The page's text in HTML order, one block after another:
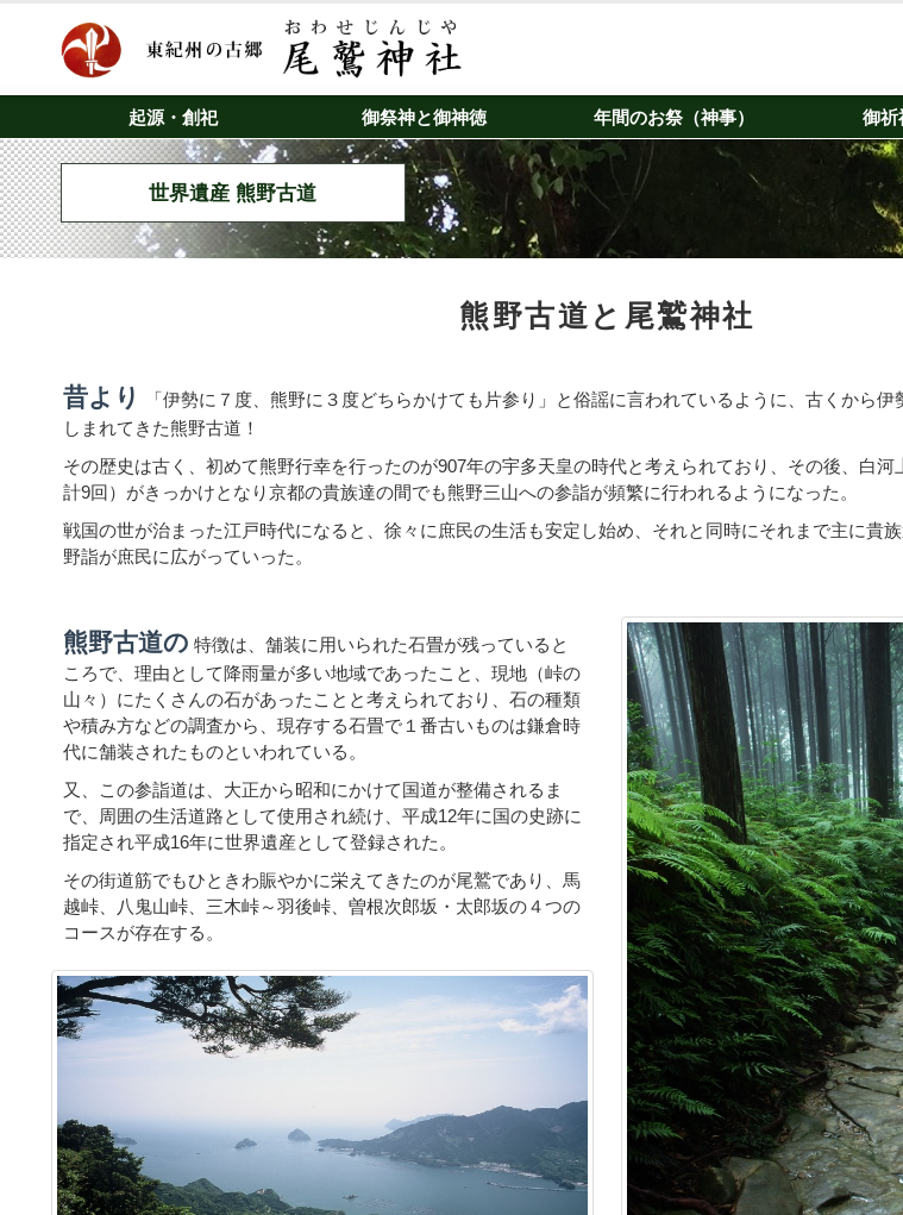
起源・創祀 御祭神と御神徳 年間のお祭（神事） 御祈
世界遺産 熊野古道
熊野古道と尾鷲神社
昔より
「伊勢に７度、熊野に３度どちらかけても片参り」と俗謡に言われているように、古くから
しまれてきた熊野古道！
その歴史は古く、初めて熊野行幸を行ったのが907年の宇多天皇の時代と考えられており、その後、白河
計9回）がきっかけとなり京都の貴族達の間でも熊野三山への参詣が頻繁に行われるようになった。
戦国の世が治まった江戸時代になると、徐々に庶民の生活も安定し始め、それと同時にそれまで主に貴
野詣が庶民に広がっていった。
熊野古道の 特徴は、舗装に用いられた石畳が残っていると
ころで、理由として降雨量が多い地域であったこと、現地（峠の
山々）にたくさんの石があったことと考えられており、石の種類
や積み方などの調査から、現存する石畳で１番古いものは鎌倉時
代に舗装されたものといわれている。
又、この参詣道は、大正から昭和にかけて国道が整備されるま
で、周囲の生活道路として使用され続け、平成12年に国の史跡に
指定され平成16年に世界遺産として登録された。
その街道筋でもひときわ賑やかに栄えてきたのが尾鷲であり、馬
越峠、八鬼山峠、三木峠～羽後峠、曽根次郎坂・太郎坂の４つの
コースが存在する。